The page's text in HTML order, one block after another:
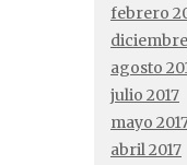
febrero
diciembre
agosto
julio 2017
mayo
abril 2017